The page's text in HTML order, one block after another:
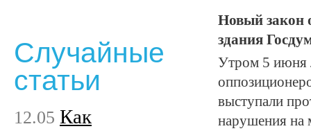
Новый закон
здания
Утром 5 июня
выступали
нарушения на
Случайные
статьи
12.05 Как